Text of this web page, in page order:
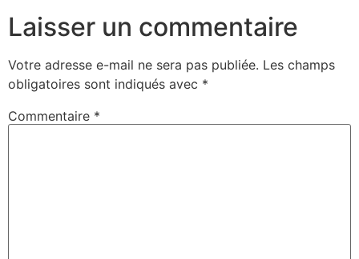
Laisser un commentaire
Votre adresse e-mail ne sera pas publiée. Les champs
obligatoires sont indiqués avec *
Commentaire *